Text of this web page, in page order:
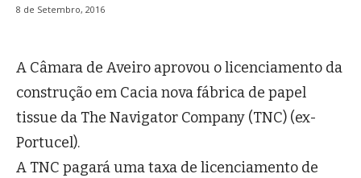
8 de Setembro, 2016
A Câmara de Aveiro aprovou o licenciamento da
construção em Cacia nova fábrica de papel
tissue da The Navigator Company (TNC) (ex-
Portucel).
A TNC pagará uma taxa de licenciamento de